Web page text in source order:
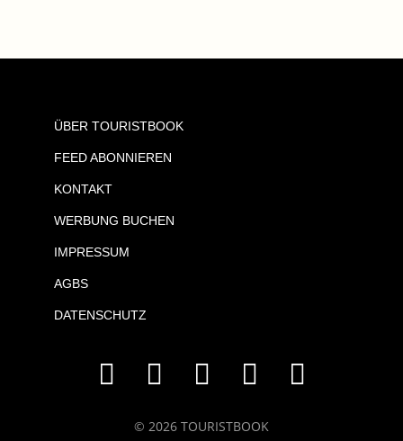
ÜBER TOURISTBOOK
FEED ABONNIEREN
KONTAKT
WERBUNG BUCHEN
IMPRESSUM
AGBS
DATENSCHUTZ
© 2026 TOURISTBOOK